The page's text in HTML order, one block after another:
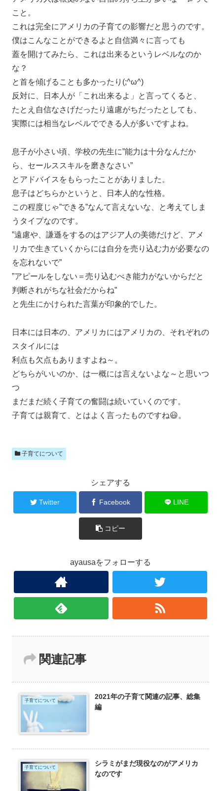
こと。
これは完全にアメリカの子育ての影響だと思うのです。
僕はこんなことができるよと自信満々に言っても
蓋を開けてみたら、これは出来るというレベルなのか
な？
と首を傾げることも多かったり(;^ω^)
反対に、日本人が「これ出来るよ」と言ってくると、
たとえ自信なさげだったり遠慮がちだったとしても、
実際には相当なレベルでできる人が多いですよね。
息子が小さい頃、学校の先生に”能力は十分なんだか
ら、セールススキルを磨きなさい”
とアドバイスをもらったことがありました。
息子はどちらかというと、日本人的な性格。
この程度じゃ”できる”なんて言えないな、と考えてしま
うタイプなのです。
”遠慮や、謙遜をするのはアジア人の美徳だけど、アメ
リカで生きていくからには自分を売り込む力が必要なの
を忘れないで”
”アピールをしない＝売り込むべき能力がないからだと
判断されがちな社会だからね”
と先生にかけられた言葉が印象的でした。
日本には日本の、アメリカにはアメリカの、それぞれの
スタイルには
利点も欠点もありますよね～。
どちらがいいのか、は一概には言えないよな～と思いつ
つ
まだまだ続く子育ての奮闘は続いていくのです。
子育ては親育て、とはよく言ったものですね😃。
子育てについて
シェアする
Twitter Facebook LINE
コピー
ayausaをフォローする
関連記事
子育てについて
2021年の子育て関連の記事、総集
編
子育てについて
シラミがまだ現役なのがアメリカ
なのです